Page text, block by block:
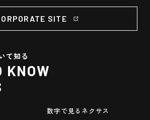
SITE
て知る
KNOW
数字で見るネクサス